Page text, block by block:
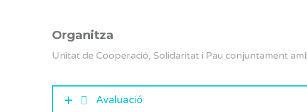
Organitza
Unitat de Cooperació, Solidaritat i Pau conjuntament
Avaluació